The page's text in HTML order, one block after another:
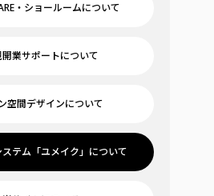
・ショールームについて
業サポートについて
空間デザインについて
テム「ユメイク」について